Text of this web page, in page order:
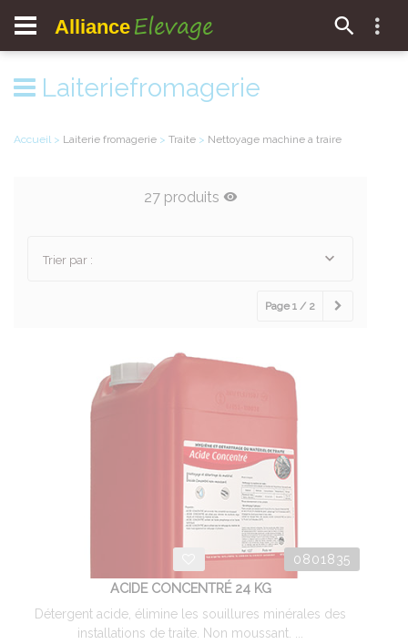
Alliance Elevage
Laiteriefromagerie
Accueil > Laiterie fromagerie > Traite > Nettoyage machine a traire
27 produits
Trier par :
Page 1 / 2
0801835
ACIDE CONCENTRÉ 24 KG
Détergent acide, élimine les souillures minérales des
installations de traite. Non moussant. ...